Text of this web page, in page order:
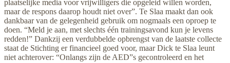
plaatselijke media voor vrijwilligers die opgeleid willen worden,
maar de respons daarop houdt niet over”. Te Slaa maakt dan ook
dankbaar van de gelegenheid gebruik om nogmaals een oproep te
doen. “Meld je aan, met slechts één trainingsavond kun je levens
redden!” Dankzij een verdubbelde opbrengst van de laatste collecte
staat de Stichting er financieel goed voor, maar Dick te Slaa leunt
niet achterover: “Onlangs zijn de AED”s gecontroleerd en het